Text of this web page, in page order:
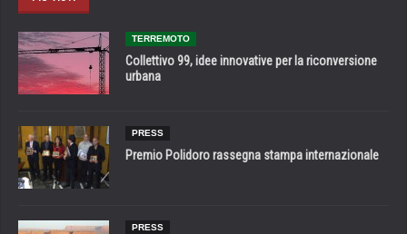
TERREMOTO
Collettivo 99, idee innovative per la riconversione
urbana
PRESS
Premio Polidoro rassegna stampa internazionale
PRESS